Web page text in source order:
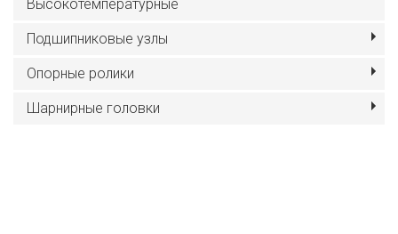
Высокотемпературные
Подшипниковые узлы
Опорные ролики
Шарнирные головки